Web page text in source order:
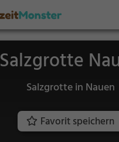
Salzgrotte
Salzgrotte in Nauen
Favorit speichern